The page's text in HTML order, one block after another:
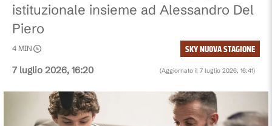
istituzionale insieme ad Alessandro Del
Piero
7 luglio 2026, 16:20 (Aggiornato il 7 luglio 2026, 16:41)
4 MIN SKY NUOVA STAGIONE